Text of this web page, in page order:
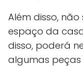
Além disso,
espaço da
disso, poderá
algumas peças